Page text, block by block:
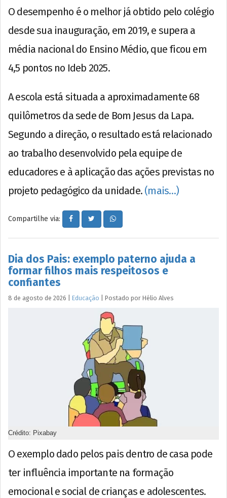
O desempenho é o melhor já obtido pelo colégio
desde sua inauguração, em 2019, e supera a
média nacional do Ensino Médio, que ficou em
4,5 pontos no Ideb 2025.
A escola está situada a aproximadamente 68
quilômetros da sede de Bom Jesus da Lapa.
Segundo a direção, o resultado está relacionado
ao trabalho desenvolvido pela equipe de
educadores e à aplicação das ações previstas no
projeto pedagógico da unidade. (mais…)
Compartilhe via:
Dia dos Pais: exemplo paterno ajuda a
formar filhos mais respeitosos e
confiantes
8 de agosto de 2026 Educação Postado por Hélio Alves
Crédito: Pixabay
O exemplo dado pelos pais dentro de casa pode
ter influência importante na formação
emocional e social de crianças e adolescentes.